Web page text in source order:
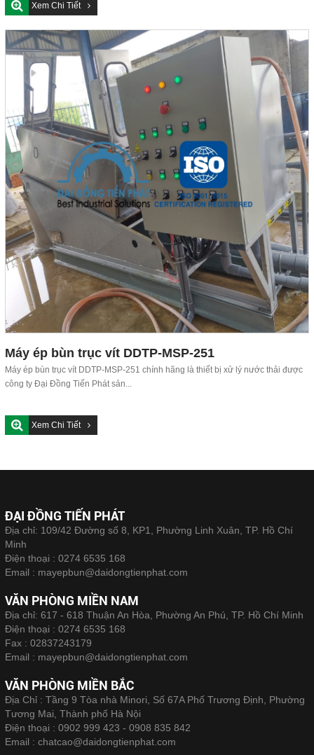
Xem Chi Tiết
Máy ép bùn trục vít DDTP-MSP-251
Máy ép bùn trục vít DDTP-MSP-251 chính hãng là thiết bị xử lý nước thải được
công ty Đại Đồng Tiến Phát sản...
Xem Chi Tiết
ĐẠI ĐỒNG TIẾN PHÁT
Địa chỉ: 109/42 Đường số 8, KP1, Phường Linh Xuân, TP. Hồ Chí
Minh
Điện thoại : 0274 6535 168
Email : mayepbun@daidongtienphat.com
VĂN PHÒNG MIỀN NAM
Địa chỉ: 617 - 618 Thuận An Hòa, Phường An Phú, TP. Hồ Chí Minh
Điện thoại : 0274 6535 168
Fax : 02837243179
Email : mayepbun@daidongtienphat.com
VĂN PHÒNG MIỀN BẮC
Địa Chỉ : Tầng 9 Tòa nhà Minori, Số 67A Phố Trương Định, Phường
Tương Mai, Thành phố Hà Nội
Điện thoại : 0902 999 423 - 0908 835 842
Email : chatcao@daidongtienphat.com